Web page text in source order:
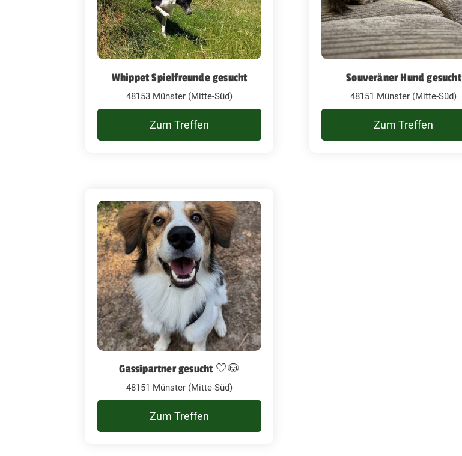
Whippet Spielfreunde gesucht
48153 Münster (Mitte-Süd)
Zum Treffen
Souveräner Hund gesucht
48151 Münster (Mitte-Süd)
Zum Treffen
Gassipartner gesucht 🤍🐶
48151 Münster (Mitte-Süd)
Zum Treffen